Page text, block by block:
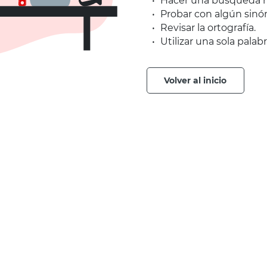
Probar con algún
Revisar la ortografía.
Utilizar una sola
volver al inicio